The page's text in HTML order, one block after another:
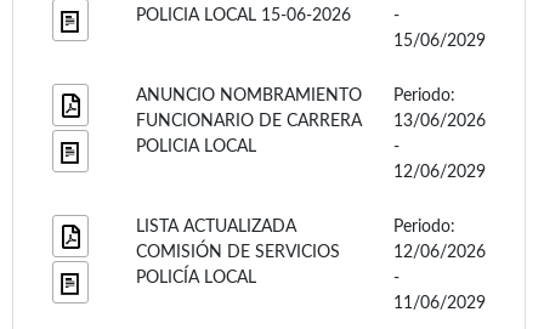
POLICIA LOCAL 15-06-2026
-
15/06/2029
ANUNCIO NOMBRAMIENTO
FUNCIONARIO DE CARRERA
POLICIA LOCAL
Periodo:
13/06/2026
-
12/06/2029
LISTA ACTUALIZADA
COMISIÓN DE SERVICIOS
POLICÍA LOCAL
Periodo:
12/06/2026
-
11/06/2029